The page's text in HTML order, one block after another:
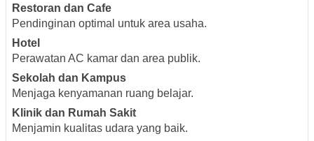
Restoran dan Cafe
Pendinginan optimal untuk area usaha.
Hotel
Perawatan AC kamar dan area publik.
Sekolah dan Kampus
Menjaga kenyamanan ruang belajar.
Klinik dan Rumah Sakit
Menjamin kualitas udara yang baik.